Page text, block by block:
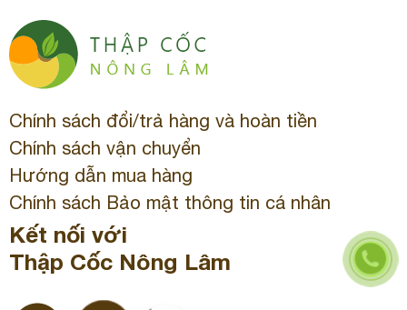
Chính sách đổi/trả hàng và hoàn tiền
Chính sách vận chuyển
Hướng dẫn mua hàng
Chính sách Bảo mật thông tin cá nhân
Kết nối với
Thập Cốc Nông Lâm